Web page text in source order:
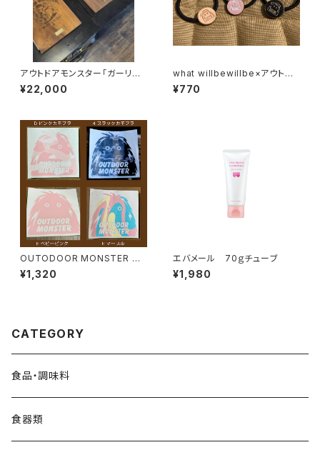
アウトドアモンスター「ガーリッ
クボーイ」ワンユニット天板
¥22,000
what willbewillbe×アウトド
アモンスター ヘアゴム
¥770
OUTODOOR MONSTER 転
写ステッカー
¥1,320
エバメール 70ｇチューブ
¥1,980
CATEGORY
食品・調味料
食器類